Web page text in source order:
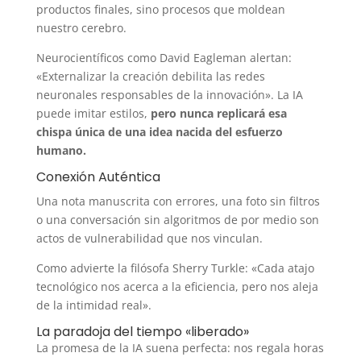
productos finales, sino procesos que moldean
nuestro cerebro.
Neurocientíficos como David Eagleman alertan:
«Externalizar la creación debilita las redes
neuronales responsables de la innovación». La IA
puede imitar estilos, pero nunca replicará esa
chispa única de una idea nacida del esfuerzo
humano.
Conexión Auténtica
Una nota manuscrita con errores, una foto sin filtros
o una conversación sin algoritmos de por medio son
actos de vulnerabilidad que nos vinculan.
Como advierte la filósofa Sherry Turkle: «Cada atajo
tecnológico nos acerca a la eficiencia, pero nos aleja
de la intimidad real».
La paradoja del tiempo «liberado»
La promesa de la IA suena perfecta: nos regala horas